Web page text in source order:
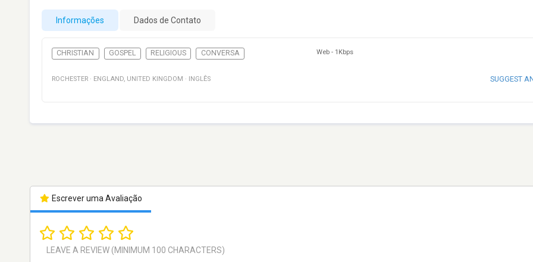
Informações Dados de Contato
CHRISTIAN GOSPEL RELIGIOUS CONVERSA Web - 1Kbps
ROCHESTER · ENGLAND, UNITED KINGDOM · INGLÊS SUGGEST
Escrever uma Avaliação